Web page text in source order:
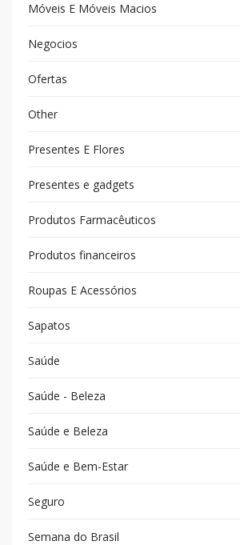
Móveis E Móveis Macios
Negocios
Ofertas
Other
Presentes E Flores
Presentes e gadgets
Produtos Farmacêuticos
Produtos financeiros
Roupas E Acessórios
Sapatos
Saúde
Saúde - Beleza
Saúde e Beleza
Saúde e Bem-Estar
Seguro
Semana do Brasil